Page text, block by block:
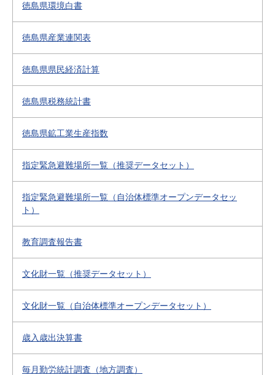
徳島県環境白書
徳島県産業連関表
徳島県県民経済計算
徳島県税務統計書
徳島県鉱工業生産指数
指定緊急避難場所一覧（推奨データセット）
指定緊急避難場所一覧（自治体標準オープンデータセッ
ト）
教育調査報告書
文化財一覧（推奨データセット）
文化財一覧（自治体標準オープンデータセット）
歳入歳出決算書
毎月勤労統計調査（地方調査）